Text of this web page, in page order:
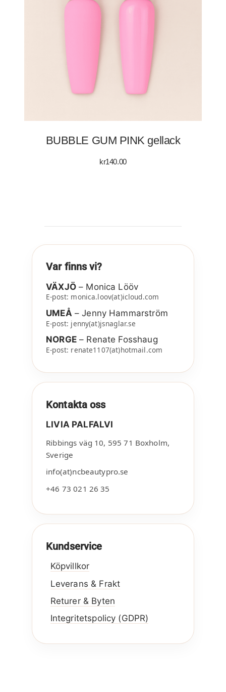
BUBBLE GUM PINK gellack
kr140.00
Var finns vi?
VÄXJÖ– Monica Lööv
E-post: monica.loov(at)icloud.com
UMEÅ – Jenny Hammarström
E-post: jenny(at)jsnaglar.se
NORGE– Renate Fosshaug
E-post: renate1107(at)hotmail.com
Kontakta oss
LIVIA PALFALVI
Ribbings väg 10, 595 71 Boxholm,
Sverige
info(at)ncbeautypro.se
+46 73 021 26 35
Kundservice
Köpvillkor
Leverans & Frakt
Returer & Byten
Integritetspolicy (GDPR)